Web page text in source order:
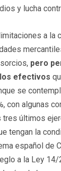
y lucha
a la
pero
efectivos
se
con algunas
últimos
tengan la
español de
a la Ley